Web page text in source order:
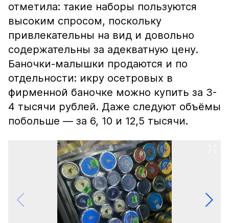
отметила: такие наборы пользуются
высоким спросом, поскольку
привлекательны на вид и довольно
содержательны за адекватную цену.
Баночки-малышки продаются и по
отдельности: икру осетровых в
фирменной баночке можно купить за 3-
4 тысячи рублей. Даже следуют объёмы
побольше — за 6, 10 и 12,5 тысячи.